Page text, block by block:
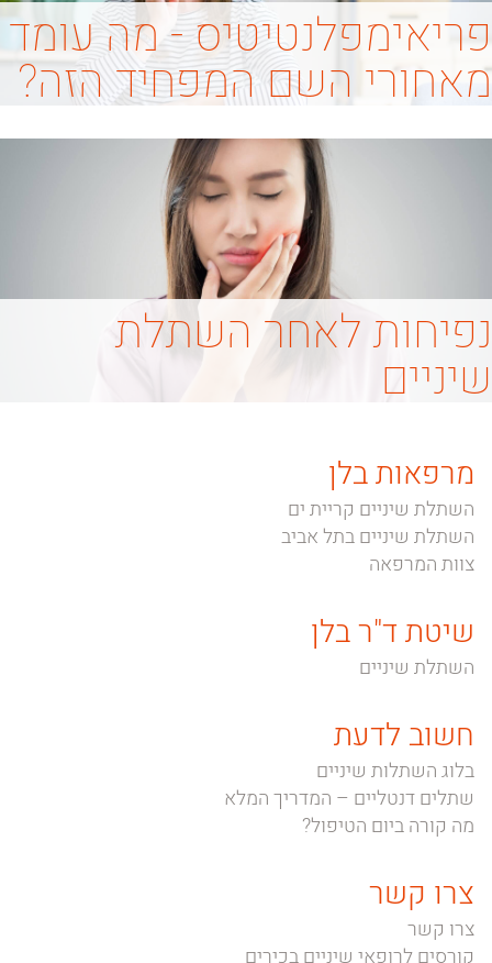
פריאימפלנטיטיס - מה עומד
מאחורי השם המפחיד הזה?
נפיחות לאחר השתלת
שיניים
מרפאות בלן
השתלת שיניים קריית ים
השתלת שיניים בתל אביב
צוות המרפאה
שיטת ד"ר בלן
השתלת שיניים
חשוב לדעת
בלוג השתלות שיניים
שתלים דנטליים – המדריך המלא
מה קורה ביום הטיפול?
צרו קשר
צרו קשר
קורסים לרופאי שיניים בכירים